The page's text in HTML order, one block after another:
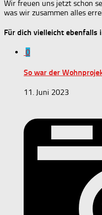
Wir freuen uns jetzt schon
was wir zusammen alles
Für dich vielleicht ebenfalls
0
So war der
11. Juni 2023